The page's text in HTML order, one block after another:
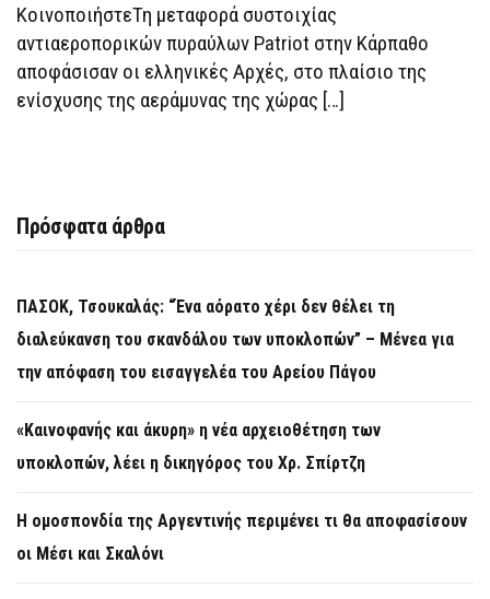
16,
ΕΝ
ΠΛΏ
ΟΙ
ΦΡΕΓΆΤΕΣ
ΚΊΜΩΝ
ΚΑΙ
ΚοινοποιήστεΤη μεταφορά συστοιχίας
αντιαεροπορικών πυραύλων Patriot στην Κάρπαθο
αποφάσισαν οι ελληνικές Αρχές, στο πλαίσιο της
ενίσχυσης της αεράμυνας της χώρας […]
Πρόσφατα άρθρα
ΠΑΣΟΚ, Τσουκαλάς: “Ένα αόρατο χέρι δεν θέλει τη
διαλεύκανση του σκανδάλου των υποκλοπών” – Μένεα για
την απόφαση του εισαγγελέα του Αρείου Πάγου
«Καινοφανής και άκυρη» η νέα αρχειοθέτηση των
υποκλοπών, λέει η δικηγόρος του Χρ. Σπίρτζη
Η ομοσπονδία της Αργεντινής περιμένει τι θα αποφασίσουν
οι Μέσι και Σκαλόνι